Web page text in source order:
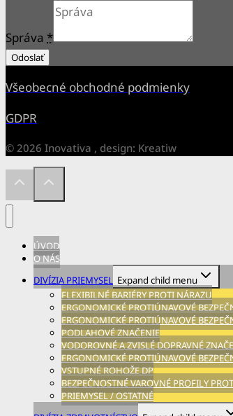
Správa *
Odoslať
Všeobecné obchodné podmienky
GDPR
© 2026 Inovativa , design: Kreatiw
ÚVOD
O NÁS
DIVÍZIA PRIEMYSEL Expand child menu
FLEXIBILNÉ BARIÉRY PROTI NÁRAZU
ERGONOMICKÉ PROTIÚNAVOVÉ
ERGONOMICKÉ PROTIÚNAVOVÉ
PODLAHOVÉ ZNAČENIE
VODOROVNÉ A ZVISLÉ DOPRAVNÉ
ERGONOMICKÉ PROTIÚNAVOVÉ
VSTUPNÉ ROHOŽE DP
BEZPEČNOSTNÉ VAROVNÉ PROFILY
PRIEMYSEL / OSTATNÉ